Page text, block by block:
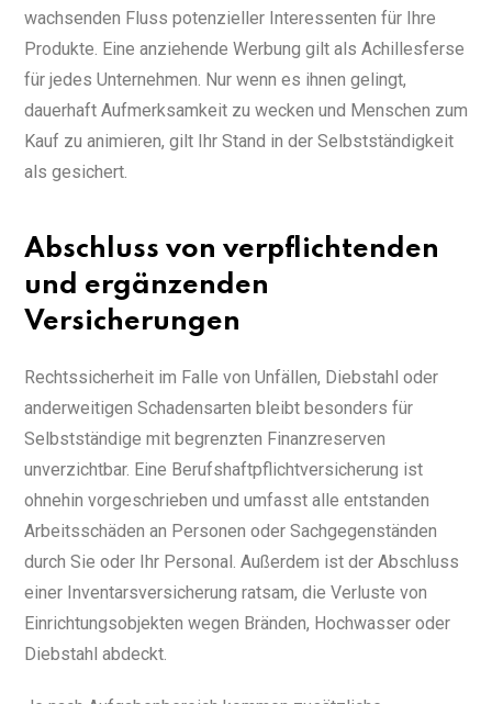
wachsenden Fluss potenzieller Interessenten für Ihre
Produkte. Eine anziehende Werbung gilt als Achillesferse
für jedes Unternehmen. Nur wenn es ihnen gelingt,
dauerhaft Aufmerksamkeit zu wecken und Menschen zum
Kauf zu animieren, gilt Ihr Stand in der Selbstständigkeit
als gesichert.
Abschluss von verpflichtenden
und ergänzenden
Versicherungen
Rechtssicherheit im Falle von Unfällen, Diebstahl oder
anderweitigen Schadensarten bleibt besonders für
Selbstständige mit begrenzten Finanzreserven
unverzichtbar. Eine Berufshaftpflichtversicherung ist
ohnehin vorgeschrieben und umfasst alle entstanden
Arbeitsschäden an Personen oder Sachgegenständen
durch Sie oder Ihr Personal. Außerdem ist der Abschluss
einer Inventarsversicherung ratsam, die Verluste von
Einrichtungsobjekten wegen Bränden, Hochwasser oder
Diebstahl abdeckt.